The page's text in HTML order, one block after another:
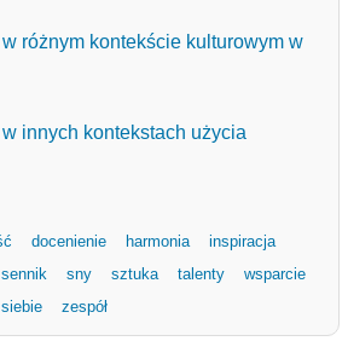
różnym kontekście kulturowym w
innych kontekstach użycia
docenienie harmonia
inspiracja
sennik sny sztuka talenty
wsparcie
zespół